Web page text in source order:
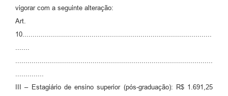
Creche Municipal
Farmácia Municipal
REMUME
vigorar com a seguinte alteração:
Art.
10.............................................................................................
.......
.................................................................................................
..............
III – Estagiário de ensino superior (pós-graduação): R$ 1.691,25